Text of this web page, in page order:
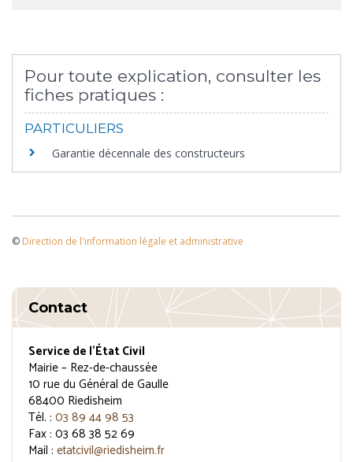
Pour toute explication, consulter les
fiches pratiques :
PARTICULIERS
Garantie décennale des constructeurs
© Direction de l'information légale et administrative
Contact
Service de l’État Civil
Mairie – Rez-de-chaussée
10 rue du Général de Gaulle
68400 Riedisheim
Tél. : 03 89 44 98 53
Fax : 03 68 38 52 69
Mail : etatcivil@riedisheim.fr